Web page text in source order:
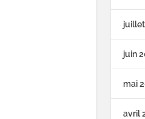
juin
mai
avril